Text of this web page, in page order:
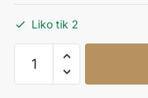
Liko tik 2
produkto
kiekis: